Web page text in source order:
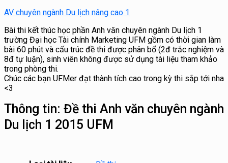
AV chuyên ngành Du lịch nâng cao 1
Bài thi kết thúc học phần Anh văn chuyên ngành Du lịch 1
trường Đại học Tài chính Marketing UFM gồm có thời gian làm
bài 60 phút và cấu trúc đề thi được phân bổ (2đ trắc nghiệm và
8đ tự luận), sinh viên không được sử dụng tài liệu tham khảo
trong phòng thi.
Chúc các bạn UFMer đạt thành tích cao trong kỳ thi sắp tới nha
<3
Thông tin: Đề thi Anh văn chuyên ngành
Du lịch 1 2015 UFM